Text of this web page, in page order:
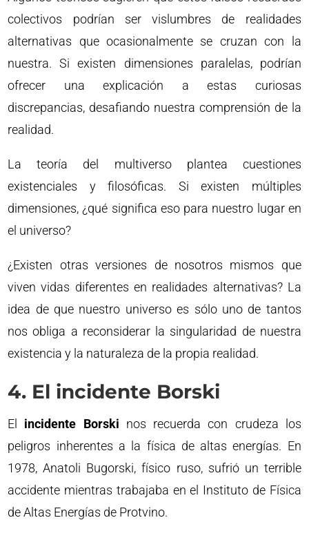
colectivos podrían ser vislumbres de realidades
alternativas que ocasionalmente se cruzan con la
nuestra. Si existen dimensiones paralelas, podrían
ofrecer una explicación a estas curiosas
discrepancias, desafiando nuestra comprensión de la
realidad.
La teoría del multiverso plantea cuestiones
existenciales y filosóficas. Si existen múltiples
dimensiones, ¿qué significa eso para nuestro lugar en
el universo?
¿Existen otras versiones de nosotros mismos que
viven vidas diferentes en realidades alternativas? La
idea de que nuestro universo es sólo uno de tantos
nos obliga a reconsiderar la singularidad de nuestra
existencia y la naturaleza de la propia realidad.
4. El incidente Borski
El incidente Borski nos recuerda con crudeza los
peligros inherentes a la física de altas energías. En
1978, Anatoli Bugorski, físico ruso, sufrió un terrible
accidente mientras trabajaba en el Instituto de Física
de Altas Energías de Protvino.